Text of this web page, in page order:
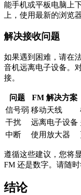
能手机或平板电脑上
上，使用最新的浏览
解决接收问题
如果遇到困难，请在
音机远离电子设备。
接。
问题 FM 解决方案
信号弱 移动天线
干扰
远离电子设备
中断
使用放大器
遵循这些建议，您将
FM 还是数字。请随
结论